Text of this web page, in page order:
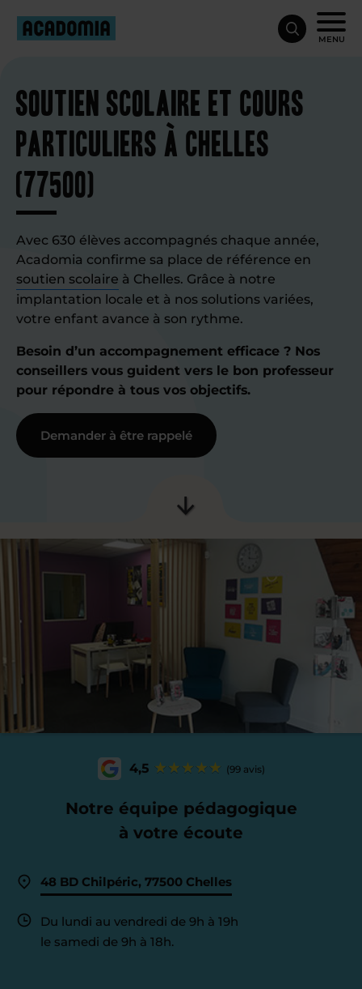
MENU
Soutien scolaire et cours
particuliers à Chelles
(77500)
Avec 630 élèves accompagnés chaque année,
Acadomia confirme sa place de référence en
soutien scolaire à Chelles. Grâce à notre
implantation locale et à nos solutions variées,
votre enfant avance à son rythme.
Besoin d’un accompagnement efficace ? Nos
conseillers vous guident vers le bon professeur
pour répondre à tous vos objectifs.
Demander à être rappelé
4,5 (99 avis)
Notre équipe pédagogique
à votre écoute
48 BD Chilpéric, 77500 Chelles
Du lundi au vendredi de 9h à 19h
le samedi de 9h à 18h.